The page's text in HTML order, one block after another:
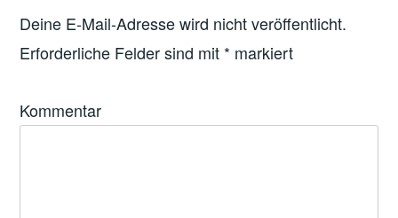
Deine E-Mail-Adresse wird nicht veröffentlicht.
Erforderliche Felder sind mit * markiert
Kommentar